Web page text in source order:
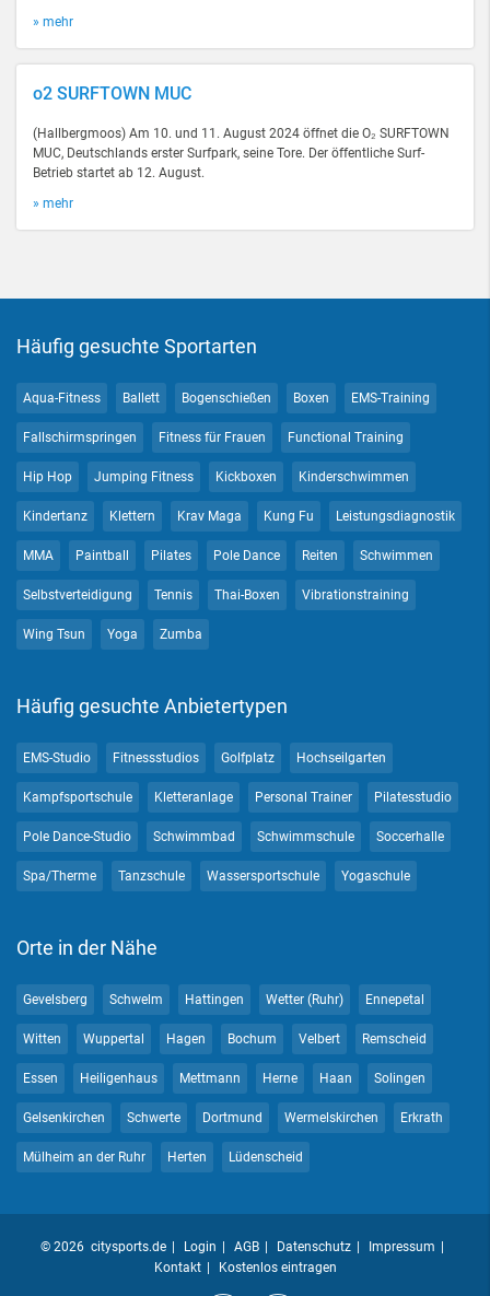
» mehr
o2 SURFTOWN MUC
(Hallbergmoos) Am 10. und 11. August 2024 öffnet die O₂ SURFTOWN
MUC, Deutschlands erster Surfpark, seine Tore. Der öffentliche Surf-
Betrieb startet ab 12. August.
» mehr
Häufig gesuchte Sportarten
Aqua-Fitness Ballett Bogenschießen Boxen EMS-Training
Fallschirmspringen Fitness für Frauen Functional Training
Hip Hop Jumping Fitness Kickboxen Kinderschwimmen
Kindertanz Klettern Krav Maga Kung Fu Leistungsdiagnostik
MMA Paintball Pilates Pole Dance Reiten Schwimmen
Selbstverteidigung Tennis Thai-Boxen Vibrationstraining
Wing Tsun Yoga Zumba
Häufig gesuchte Anbietertypen
EMS-Studio Fitnessstudios Golfplatz Hochseilgarten
Kampfsportschule Kletteranlage Personal Trainer Pilatesstudio
Pole Dance-Studio Schwimmbad Schwimmschule Soccerhalle
Spa/Therme Tanzschule Wassersportschule Yogaschule
Orte in der Nähe
Gevelsberg Schwelm Hattingen Wetter (Ruhr) Ennepetal
Witten Wuppertal Hagen Bochum Velbert Remscheid
Essen Heiligenhaus Mettmann Herne Haan Solingen
Gelsenkirchen Schwerte Dortmund Wermelskirchen Erkrath
Mülheim an der Ruhr Herten Lüdenscheid
© 2026 citysports.de Login AGB Datenschutz
Impressum
Kontakt
Kostenlos eintragen